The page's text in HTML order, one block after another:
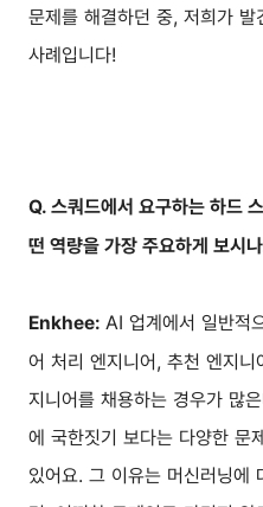
문제를 해결하던 중, 저희가
사례입니다!
Q. 스쿼드에서 요구하는 하드
떤 역량을 가장 주요하게 보시
Enkhee: AI 업계에서 일반적
어 처리 엔지니어, 추천 엔지
지니어를 채용하는 경우가 많
에 국한짓기 보다는 다양한 문
있어요. 그 이유는 머신러닝에